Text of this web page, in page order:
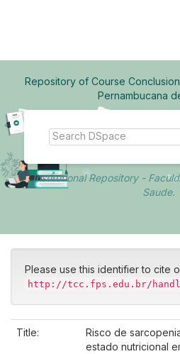
Repository of Course
Pernambucana
Institutional Repository -
Saude.
Please use this identifier to cite
http://tcc.fps.edu.br/
Title:
Risco de
estado nutricional